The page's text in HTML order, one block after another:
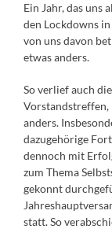
Ein Jahr, das uns
den Lockdowns
von uns davon
etwas anders.
So verlief auch
Vorstandstreffen,
anders.
dazugehörige
dennoch mit
zum Thema
gekonnt
statt. So